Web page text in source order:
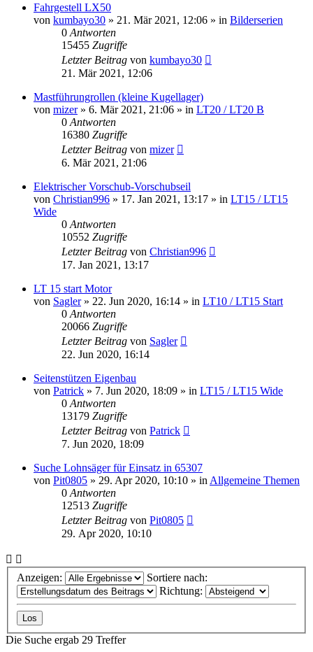
Fahrgestell LX50
von kumbayo30 » 21. Mär 2021, 12:06 » in Bilderserien
0 Antworten
15455 Zugriffe
Letzter Beitrag von kumbayo30
21. Mär 2021, 12:06
Mastführungrollen (kleine Kugellager)
von mizer» 6. Mär 2021, 21:06 » in LT20 / LT20 B
0 Antworten
16380 Zugriffe
Letzter Beitrag von mizer
6. Mär 2021, 21:06
Elektrischer Vorschub-Vorschubseil
von Christian996 » 17. Jan 2021, 13:17 » in LT15 / LT15
Wide
0 Antworten
10552 Zugriffe
Letzter Beitrag von Christian996
17. Jan 2021, 13:17
LT 15 start Motor
von Sagler» 22. Jun 2020, 16:14 » in LT10 / LT15 Start
0 Antworten
20066 Zugriffe
Letzter Beitrag von Sagler
22. Jun 2020, 16:14
Seitenstützen Eigenbau
von Patrick » 7. Jun 2020, 18:09 » in LT15 / LT15 Wide
0 Antworten
13179 Zugriffe
Letzter Beitrag von Patrick
7. Jun 2020, 18:09
Suche Lohnsäger für Einsatz in 65307
von Pit0805 » 29. Apr 2020, 10:10 » in Allgemeine Themen
0 Antworten
12513 Zugriffe
Letzter Beitrag von Pit0805
29. Apr 2020, 10:10
Anzeigen:
Sortiere nach:
Richtung:
Die Suche ergab 29 Treffer